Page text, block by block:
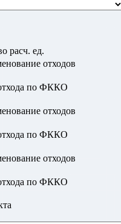
расч. ед.
отходов
по ФККО
отходов
по ФККО
отходов
по ФККО